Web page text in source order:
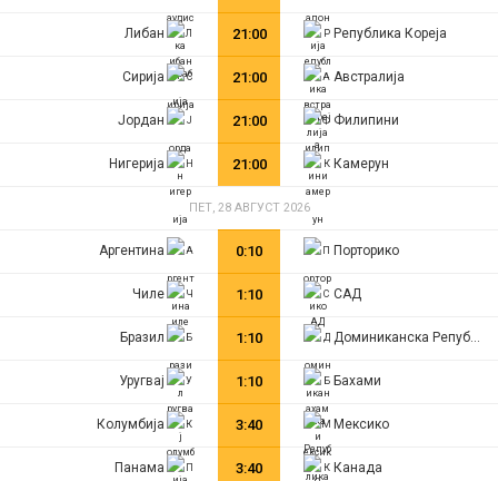
Либан 21:00 Република Кореја
Сирија 21:00 Австралија
Јордан 21:00 Филипини
Нигерија 21:00 Камерун
ПЕТ, 28 АВГУСТ 2026
Аргентина 0:10 Порторико
Чиле 1:10 САД
Бразил 1:10 Доминиканска Република
Уругвај 1:10 Бахами
Колумбија 3:40 Мексико
Панама 3:40 Канада